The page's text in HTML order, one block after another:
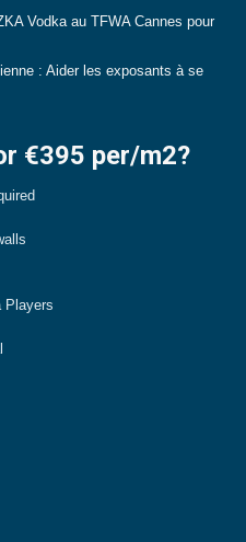
Vodka au TFWA Cannes pour
: Aider les exposants à se
€395 per/m2?
Players